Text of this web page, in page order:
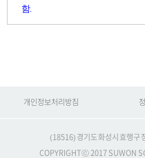
함.
개인정보처리방침
(18516) 경기도 화성시 효행구
COPYRIGHTⓒ 2017 SUWON